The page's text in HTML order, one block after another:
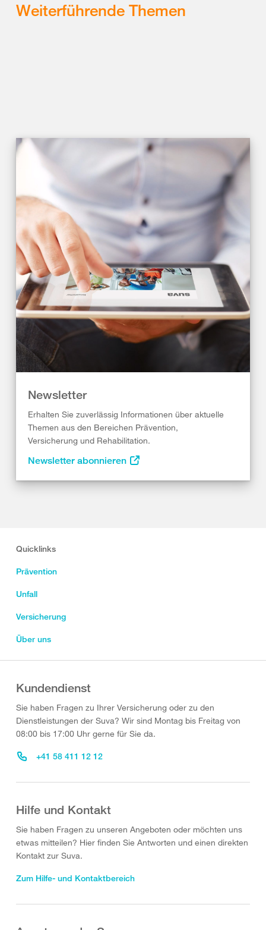
Weiterführende Themen
Newsletter
Erhalten Sie zuverlässig Informationen über aktuelle
Themen aus den Bereichen Prävention,
Versicherung und Rehabilitation.
Newsletter abonnieren
Quicklinks
Prävention
Unfall
Versicherung
Über uns
Kundendienst
Sie haben Fragen zu Ihrer Versicherung oder zu den
Dienstleistungen der Suva? Wir sind Montag bis Freitag von
08:00 bis 17:00 Uhr gerne für Sie da.
+41 58 411 12 12
Hilfe und Kontakt
Sie haben Fragen zu unseren Angeboten oder möchten uns
etwas mitteilen? Hier finden Sie Antworten und einen direkten
Kontakt zur Suva.
Zum Hilfe- und Kontaktbereich